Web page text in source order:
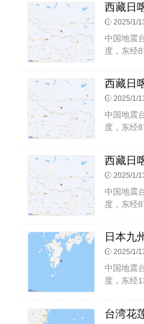
西藏日
2025/1/
中国地震
度，东经
西藏日
2025/1/
中国地震
度，东经
西藏日
2025/1/
中国地震
度，东经
日本九
2025/1/
中国地震
度，东经
台湾花